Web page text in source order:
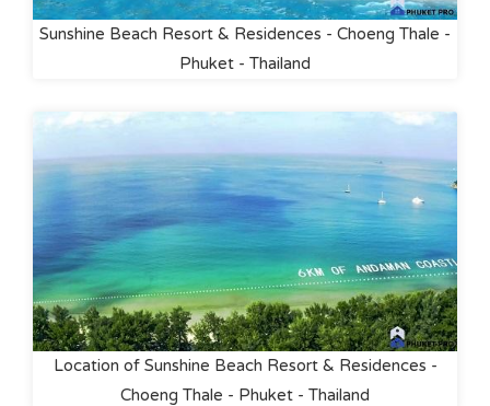
Sunshine Beach Resort & Residences - Choeng Thale -
Phuket - Thailand
Location of Sunshine Beach Resort & Residences -
Choeng Thale - Phuket - Thailand